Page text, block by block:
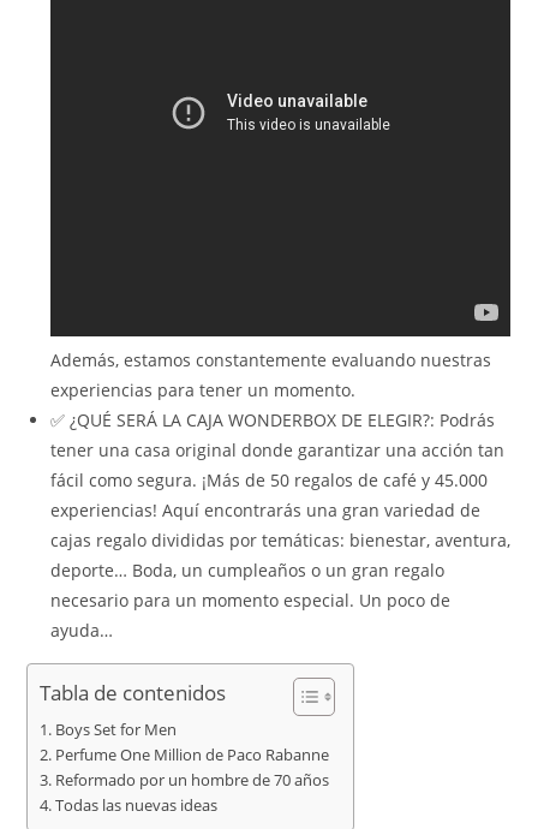
Además, estamos constantemente evaluando nuestras
experiencias para tener un momento.
✅ ¿QUÉ SERÁ LA CAJA WONDERBOX DE ELEGIR?: Podrás
tener una casa original donde garantizar una acción tan
fácil como segura. ¡Más de 50 regalos de café y 45.000
experiencias! Aquí encontrarás una gran variedad de
cajas regalo divididas por temáticas: bienestar, aventura,
deporte… Boda, un cumpleaños o un gran regalo
necesario para un momento especial. Un poco de
ayuda…
Tabla de contenidos
Boys Set for Men
Perfume One Million de Paco Rabanne
Reformado por un hombre de 70 años
Todas las nuevas ideas